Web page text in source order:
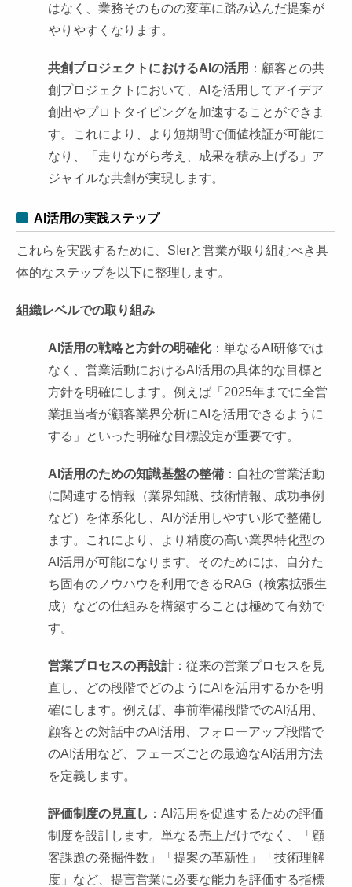
はなく、業務そのものの変革に踏み込んだ提案が
やりやすくなります。
共創プロジェクトにおけるAIの活用 ：顧客との共
創プロジェクトにおいて、AIを活用してアイデア
創出やプロトタイピングを加速することができま
す。これにより、より短期間で価値検証が可能に
なり、「走りながら考え、成果を積み上げる」ア
ジャイルな共創が実現します。
AI活用の実践ステップ
これらを実践するために、SIerと営業が取り組むべき具
体的なステップを以下に整理します。
組織レベルでの取り組み
AI活用の戦略と方針の明確化：単なるAI研修では
なく、営業活動におけるAI活用の具体的な目標と
方針を明確にします。例えば「2025年までに全営
業担当者が顧客業界分析にAIを活用できるように
する」といった明確な目標設定が重要です。
AI活用のための知識基盤の整備 ：自社の営業活動
に関連する情報（業界知識、技術情報、成功事例
など）を体系化し、AIが活用しやすい形で整備し
ます。これにより、より精度の高い業界特化型の
AI活用が可能になります。そのためには、自分た
ち固有のノウハウを利用できるRAG（検索拡張生
成）などの仕組みを構築することは極めて有効で
す。
営業プロセスの再設計：従来の営業プロセスを見
直し、どの段階でどのようにAIを活用するかを明
確にします。例えば、事前準備段階でのAI活用、
顧客との対話中のAI活用、フォローアップ段階で
のAI活用など、フェーズごとの最適なAI活用方法
を定義します。
評価制度の見直し ：AI活用を促進するための評価
制度を設計します。単なる売上だけでなく、「顧
客課題の発掘件数」「提案の革新性」「技術理解
度」など、提言営業に必要な能力を評価する指標